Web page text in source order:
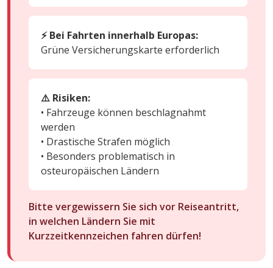
⚡ Bei Fahrten innerhalb Europas:
Grüne Versicherungskarte erforderlich
⚠️ Risiken:
• Fahrzeuge können beschlagnahmt
werden
• Drastische Strafen möglich
• Besonders problematisch in
osteuropäischen Ländern
Bitte vergewissern Sie sich vor Reiseantritt,
in welchen Ländern Sie mit
Kurzzeitkennzeichen fahren dürfen!